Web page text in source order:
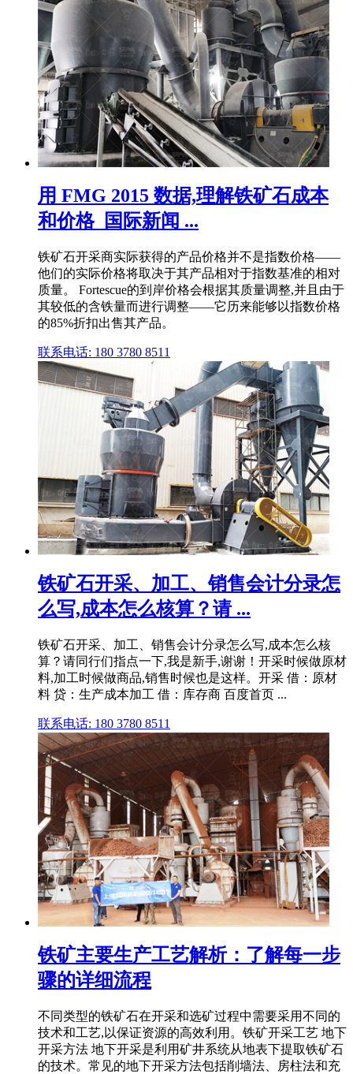
用 FMG 2015 数据,理解铁矿石成本
和价格_国际新闻 ...
铁矿石开采商实际获得的产品价格并不是指数价格——
他们的实际价格将取决于其产品相对于指数基准的相对
质量。 Fortescue的到岸价格会根据其质量调整,并且由于
其较低的含铁量而进行调整——它历来能够以指数价格
的85%折扣出售其产品。
联系电话: 180 3780 8511
铁矿石开采、加工、销售会计分录怎
么写,成本怎么核算？请 ...
铁矿石开采、加工、销售会计分录怎么写,成本怎么核
算？请同行们指点一下,我是新手,谢谢！开采时候做原材
料,加工时候做商品,销售时候也是这样。开采 借：原材
料 贷：生产成本加工 借：库存商 百度首页 ...
联系电话: 180 3780 8511
铁矿主要生产工艺解析：了解每一步
骤的详细流程
不同类型的铁矿石在开采和选矿过程中需要采用不同的
技术和工艺,以保证资源的高效利用。铁矿开采工艺 地下
开采方法 地下开采是利用矿井系统从地表下提取铁矿石
的技术。常见的地下开采方法包括削墙法、房柱法和充